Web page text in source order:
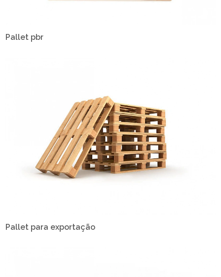
Pallet pbr
Pallet para exportação